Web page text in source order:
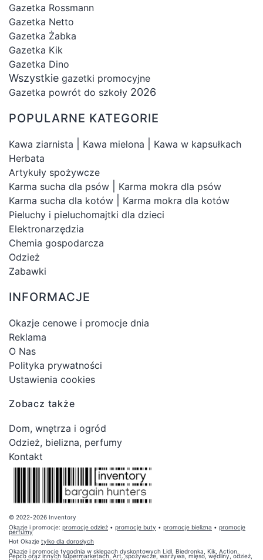
Gazetka Rossmann
Gazetka Netto
Gazetka Żabka
Gazetka Kik
Gazetka Dino
Wszystkie gazetki promocyjne
Gazetka powrót do szkoły 2026
POPULARNE KATEGORIE
Kawa ziarnista Kawa mielona
Kawa w kapsułkach
Herbata
Artykuły spożywcze
Karma sucha dla psów
Karma mokra dla psów
Karma sucha dla kotów
Karma mokra dla kotów
Pieluchy i pieluchomajtki dla dzieci
Elektronarzędzia
Chemia gospodarcza
Odzież
Zabawki
INFORMACJE
Okazje cenowe i promocje dnia
Reklama
O Nas
Polityka prywatności
Ustawienia cookies
Zobacz także
Dom, wnętrza i ogród
Odzież, bielizna, perfumy
Kontakt
© 2022-2026 Inventory
Okazje i promocje: promocje odzież • promocje buty • promocje bielizna • promocje
perfumy
Hot Okazje tylko dla dorosłych
Okazje i promocje tygodnia w sklepach dyskontowych Lidl, Biedronka, Kik, Action,
Pepco oraz innych supermarketach. Art. spożywcze, warzywa, mięso, wędliny, odzież,